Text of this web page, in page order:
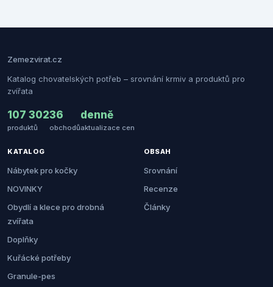
Zemezvirat.cz
Katalog chovatelských potřeb – srovnání krmiv a produktů pro
zvířata
107 302
produktů
36
obchodů
denně
aktualizace cen
KATALOG
Nábytek pro kočky
NOVINKY
Obydlí a klece pro drobná
zvířata
Doplňky
Kuřácké potřeby
Granule-pes
OBSAH
Srovnání
Recenze
Články